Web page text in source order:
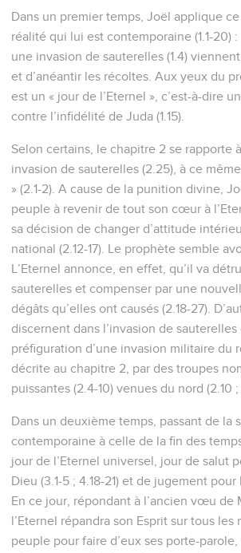
Dans un premier temps, Joël applique
réalité qui lui est contemporaine (1.1-20)
une invasion de sauterelles (1.4)
et d’anéantir les récoltes. Aux yeux du
est un « jour de l’Eternel », c’est-à-dire
contre l’infidélité de Juda (1.15).
Selon certains, le chapitre 2 se rapporte
invasion de sauterelles (2.25), à ce
» (2.1-2). A cause de la punition divine,
peuple à revenir de tout son cœur à
sa décision de changer d’attitude
national (2.12-17). Le prophète semble
L’Eternel annonce, en effet, qu’il va
sauterelles et compenser par une
dégâts qu’elles ont causés (2.18-27).
discernent dans l’invasion de sauterelles
préfiguration d’une invasion militaire du
décrite au chapitre 2, par des troupes
puissantes (2.4-10) venues du nord (2.10 ;
Dans un deuxième temps, passant de la
contemporaine à celle de la fin des
jour de l’Eternel universel, jour de salut
Dieu (3.1-5 ; 4.18-21) et de jugement pour
En ce jour, répondant à l’ancien vœu de
l’Eternel répandra son Esprit sur tous les
peuple pour faire d’eux ses porte-parole,